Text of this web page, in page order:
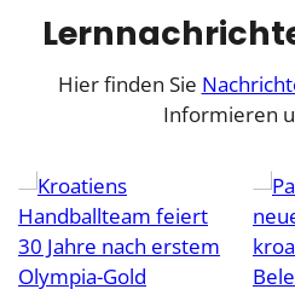
Hier finden Sie
Informieren